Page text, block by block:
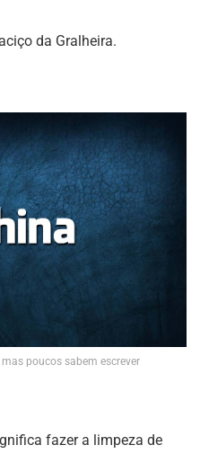
da Gralheira.
poucos sabem escrever
fazer a limpeza de